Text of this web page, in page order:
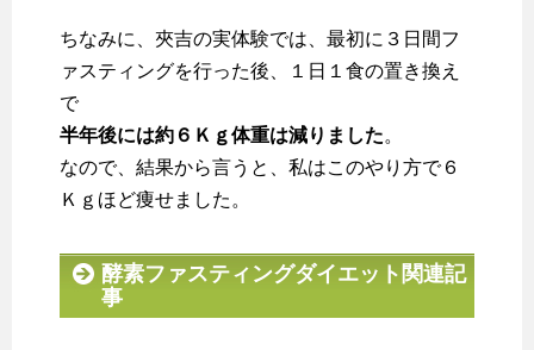
ちなみに、夾吉の実体験では、最初に３日間フ
ァスティングを行った後、１日１食の置き換え
で
半年後には約６Ｋｇ体重は減りました。
なので、結果から言うと、私はこのやり方で６
Ｋｇほど痩せました。
酵素ファスティングダイエット関連記
事